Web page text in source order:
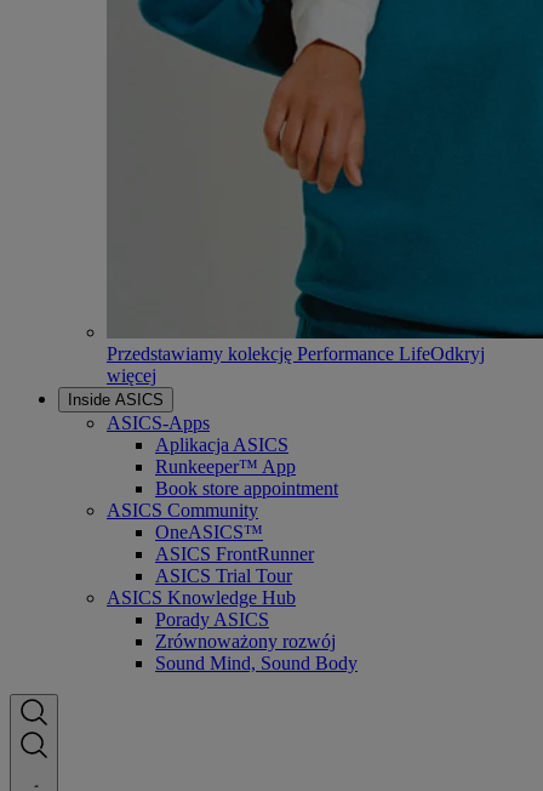
Przedstawiamy kolekcję Performance LifeOdkryj
więcej
Inside ASICS
ASICS-Apps
Aplikacja ASICS
Runkeeper™ App
Book store appointment
ASICS Community
OneASICS™
ASICS FrontRunner
ASICS Trial Tour
ASICS Knowledge Hub
Porady ASICS
Zrównoważony rozwój
Sound Mind, Sound Body